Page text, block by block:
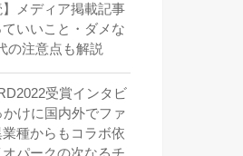
】メディア掲載記事
いいこと・ダメな
の注意点も解説
受賞インタビ
けに国内外でファ
種からもコラボ依
パークの次なるチ